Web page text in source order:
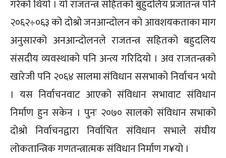
गरेको थियो । यो राजतन्त्र सहितको बुहुदलिय प्रजातन्त्र पनि
२०६२÷०६३ को दोश्रो जनआन्दोलन को आवशयकताका माग
अनुसारको अनआन्दोलनले राजतन्त्र सहितको बहुदलिय
संसदीय व्यवस्थाको पनि अन्त्य गरिदियो । अव राजतन्त्रको
खारेजी पनि २०६४ सालमा संविधान ससभाको निर्वाचन भयो
। यस निर्वाचनवाट आएको संविधान सभावाट संविधान
निर्माण हुन सकेन । पुनः २०७० सालको संविधान सभाको
दोश्रो निर्वाचनद्वारा निर्वाचित संविधान सभाले संघीय
लोकतान्त्रिक गणतन्त्रात्मक संविधान निर्माण ग¥यो ।